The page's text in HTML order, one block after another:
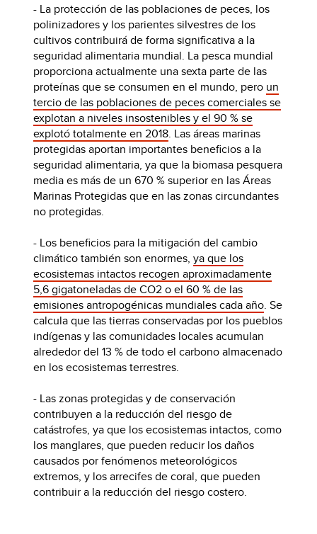
- La protección de las poblaciones de peces, los
polinizadores y los parientes silvestres de los
cultivos contribuirá de forma significativa a la
seguridad alimentaria mundial. La pesca mundial
proporciona actualmente una sexta parte de las
proteínas que se consumen en el mundo, pero un
tercio de las poblaciones de peces comerciales se
explotan a niveles insostenibles y el 90 % se
explotó totalmente en 2018. Las áreas marinas
protegidas aportan importantes beneficios a la
seguridad alimentaria, ya que la biomasa pesquera
media es más de un 670 % superior en las Áreas
Marinas Protegidas que en las zonas circundantes
no protegidas.
- Los beneficios para la mitigación del cambio
climático también son enormes,ya que los
ecosistemas intactos recogen aproximadamente
5,6 gigatoneladas de CO2 o el 60 % de las
emisiones antropogénicas mundiales cada año. Se
calcula que las tierras conservadas por los pueblos
indígenas y las comunidades locales acumulan
alrededor del 13 % de todo el carbono almacenado
en los ecosistemas terrestres.
- Las zonas protegidas y de conservación
contribuyen a la reducción del riesgo de
catástrofes, ya que los ecosistemas intactos, como
los manglares, que pueden reducir los daños
causados por fenómenos meteorológicos
extremos, y los arrecifes de coral, que pueden
contribuir a la reducción del riesgo costero.